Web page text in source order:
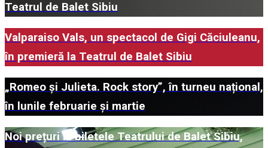
Teatrul de Balet Sibiu
Valparaiso Vals, un spectacol de Gigi Căciuleanu,
în premieră la Teatrul de Balet Sibiu
„Romeo și Julieta. Rock story”, în turneu național,
în lunile februarie și martie
Noi prețuri la biletele Teatrului de Balet Sibiu,